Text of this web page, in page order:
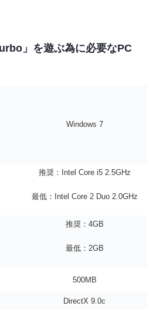
」を遊ぶ為に必要なPC
Windows 7
推奨：Intel Core i5 2.5GHz
最低：Intel Core 2 Duo 2.0GHz
推奨：4GB
最低：2GB
500MB
DirectX 9.0c